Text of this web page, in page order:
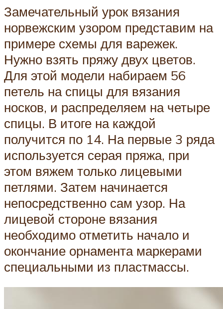
Замечательный урок вязания
норвежским узором представим на
примере схемы для варежек.
Нужно взять пряжу двух цветов.
Для этой модели набираем 56
петель на спицы для вязания
носков, и распределяем на четыре
спицы. В итоге на каждой
получится по 14. На первые 3 ряда
используется серая пряжа, при
этом вяжем только лицевыми
петлями. Затем начинается
непосредственно сам узор. На
лицевой стороне вязания
необходимо отметить начало и
окончание орнамента маркерами
специальными из пластмассы.